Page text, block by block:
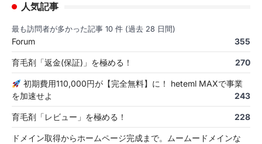
人気記事
最も訪問者が多かった記事 10 件 (過去 28 日間)
Forum 355
育毛剤「返金(保証)」を極める！ 270
初期費用110,000円が【完全無料】に！ heteml MAXで事業
を加速せよ
243
育毛剤「レビュー」を極める！ 228
ドメイン取得からホームページ完成まで。ムームードメインな